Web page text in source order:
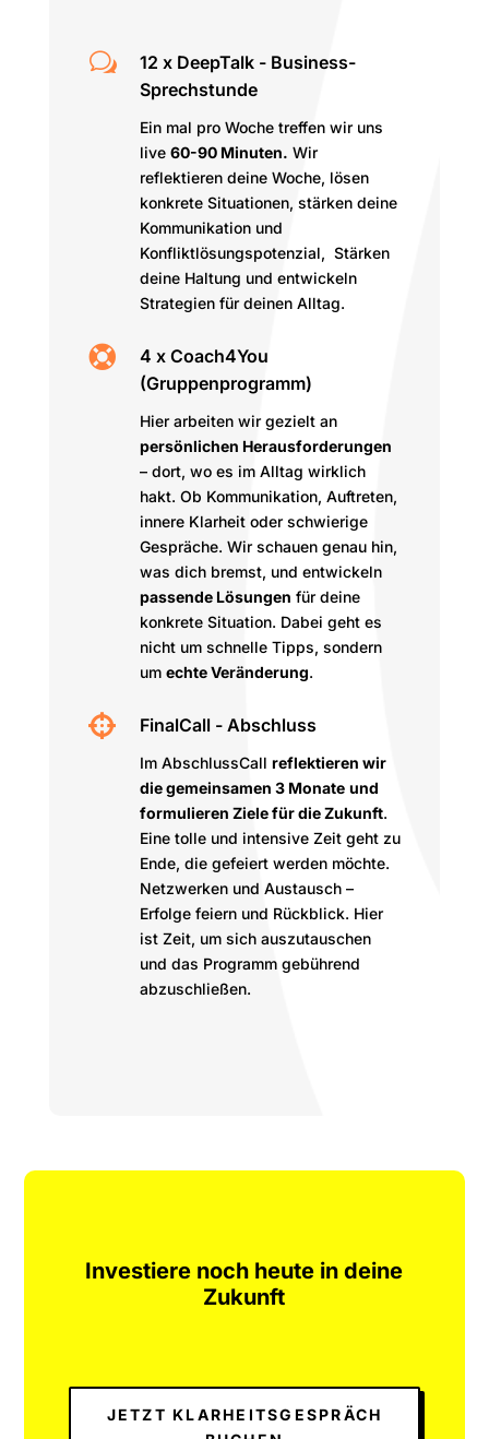
w
12 x DeepTalk - Business-
Sprechstunde
Ein mal pro Woche treffen wir uns
live 60-90 Minuten. Wir
reflektieren deine Woche, lösen
konkrete Situationen, stärken deine
Kommunikation und
Konfliktlösungspotenzial, Stärken
deine Haltung und entwickeln
Strategien für deinen Alltag.

4 x Coach4You
(Gruppenprogramm)
Hier arbeiten wir gezielt an
persönlichen Herausforderungen
– dort, wo es im Alltag wirklich
hakt. Ob Kommunikation, Auftreten,
innere Klarheit oder schwierige
Gespräche. Wir schauen genau hin,
was dich bremst, und entwickeln
passende Lösungen für deine
konkrete Situation. Dabei geht es
nicht um schnelle Tipps, sondern
um echte Veränderung.
 FinalCall - Abschluss
Im AbschlussCall reflektieren wir
die gemeinsamen 3 Monate und
formulieren Ziele für die Zukunft.
Eine tolle und intensive Zeit geht zu
Ende, die gefeiert werden möchte.
Netzwerken und Austausch –
Erfolge feiern und Rückblick. Hier
ist Zeit, um sich auszutauschen
und das Programm gebührend
abzuschließen.
Investiere noch heute in deine
Zukunft
JETZT KLARHEITSGESPRÄCH